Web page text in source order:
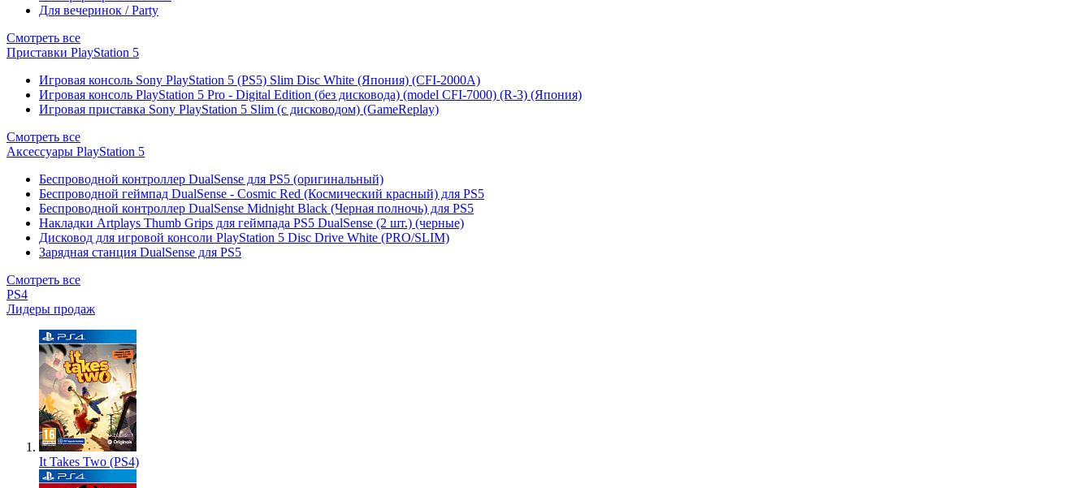
Для вечеринок / Party
Смотреть все
Приставки PlayStation 5
Игровая консоль Sony PlayStation 5 (PS5) Slim Disc White (Япония) (CFI-2000A)
Игровая консоль PlayStation 5 Pro - Digital Edition (без дисковода) (model CFI-7000) (R-3) (Япония)
Игровая приставка Sony PlayStation 5 Slim (с дисководом) (GameReplay)
Смотреть все
Аксессуары PlayStation 5
Беспроводной контроллер DualSense для PS5 (оригинальный)
Беспроводной геймпад DualSense - Cosmic Red (Космический красный) для PS5
Беспроводной контроллер DualSense Midnight Black (Черная полночь) для PS5
Накладки Artplays Thumb Grips для геймпада PS5 DualSense (2 шт.) (черные)
Дисковод для игровой консоли PlayStation 5 Disc Drive White (PRO/SLIM)
Зарядная станция DualSense для PS5
Смотреть все
PS4
Лидеры продаж
It Takes Two (PS4)